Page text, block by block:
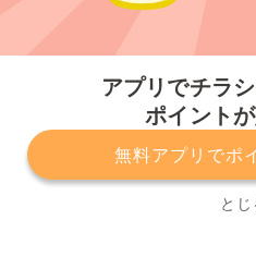
アプリでチラ
ポイント
無料アプリでポ
とじ
プライバシーポリシー
サービスに関してのお問い合わ